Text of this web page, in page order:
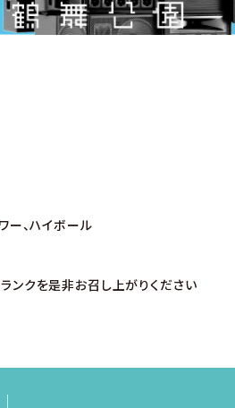
ー、ハイボール
ンクを是非お召し上がりください